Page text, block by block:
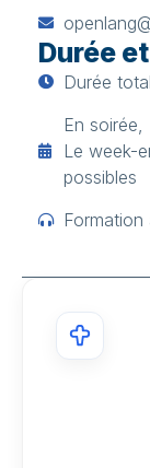
Durée
En soirée,
Le week-
possibles